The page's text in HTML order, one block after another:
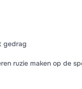
gedrag
ruzie maken op de